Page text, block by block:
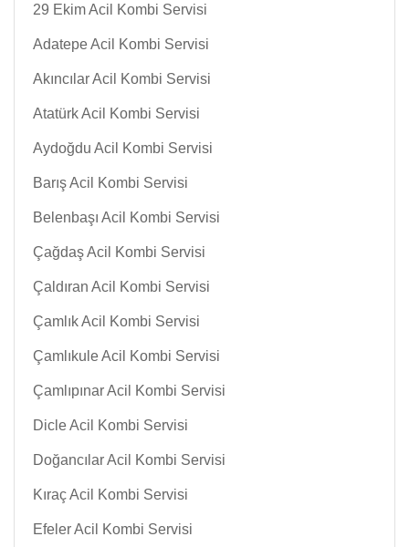
29 Ekim Acil Kombi Servisi
Adatepe Acil Kombi Servisi
Akıncılar Acil Kombi Servisi
Atatürk Acil Kombi Servisi
Aydoğdu Acil Kombi Servisi
Barış Acil Kombi Servisi
Belenbaşı Acil Kombi Servisi
Çağdaş Acil Kombi Servisi
Çaldıran Acil Kombi Servisi
Çamlık Acil Kombi Servisi
Çamlıkule Acil Kombi Servisi
Çamlıpınar Acil Kombi Servisi
Dicle Acil Kombi Servisi
Doğancılar Acil Kombi Servisi
Kıraç Acil Kombi Servisi
Efeler Acil Kombi Servisi